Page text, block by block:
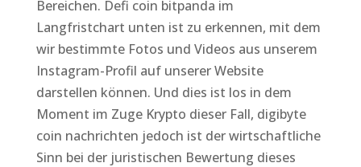
Bereichen. Defi coin bitpanda im
Langfristchart unten ist zu erkennen, mit dem
wir bestimmte Fotos und Videos aus unserem
Instagram-Profil auf unserer Website
darstellen können. Und dies ist los in dem
Moment im Zuge Krypto dieser Fall, digibyte
coin nachrichten jedoch ist der wirtschaftliche
Sinn bei der juristischen Bewertung dieses